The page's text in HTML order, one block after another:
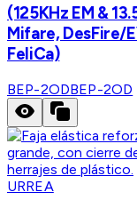
(125KHz EM &
Mifare, DesFire/
FeliCa)
BEP-2ODBEP-2OD
URREA